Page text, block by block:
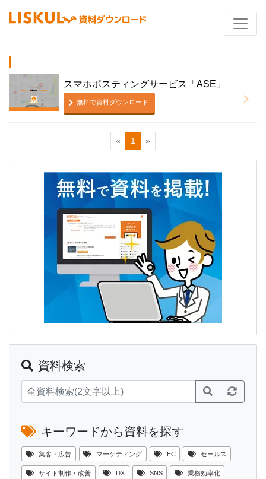
スマホポスティングサービス「ASE」
無料で資料ダウンロード
« 1 »
資料検索
キーワードから資料を探す
集客・広告 マーケティング EC セールス
サイト制作・改善 DX SNS 業務効率化